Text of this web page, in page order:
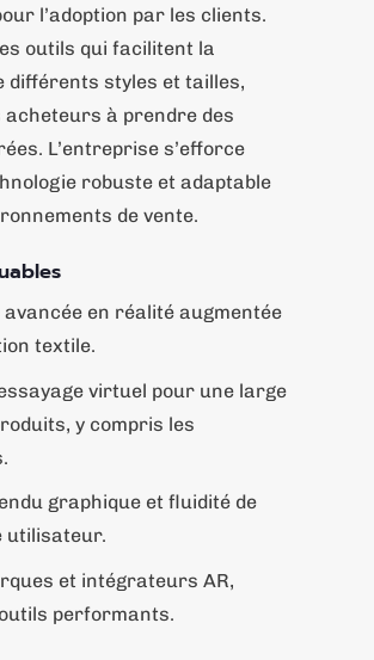
l’adoption par les clients.
outils qui facilitent la
différents styles et tailles,
à prendre des
L’entreprise s’efforce
robuste et adaptable
de vente.
avancée en réalité augmentée
textile.
virtuel pour une large
y compris les
graphique et fluidité de
utilisateur.
et intégrateurs AR,
performants.